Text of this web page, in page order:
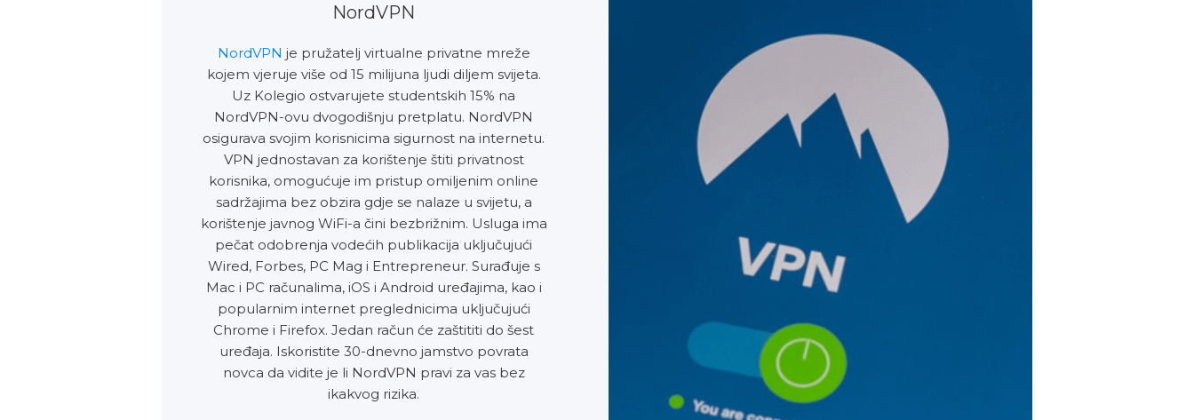
NordVPN
NordVPN je pružatelj virtualne privatne mreže
kojem vjeruje više od 15 milijuna ljudi diljem svijeta.
Uz Kolegio ostvarujete studentskih 15% na
NordVPN-ovu dvogodišnju pretplatu. NordVPN
osigurava svojim korisnicima sigurnost na internetu.
VPN jednostavan za korištenje štiti privatnost
korisnika, omogućuje im pristup omiljenim online
sadržajima bez obzira gdje se nalaze u svijetu, a
korištenje javnog WiFi-a čini bezbrižnim. Usluga ima
pečat odobrenja vodećih publikacija uključujući
Wired, Forbes, PC Mag i Entrepreneur. Surađuje s
Mac i PC računalima, iOS i Android uređajima, kao i
popularnim internet preglednicima uključujući
Chrome i Firefox. Jedan račun će zaštititi do šest
uređaja. Iskoristite 30-dnevno jamstvo povrata
novca da vidite je li NordVPN pravi za vas bez
ikakvog rizika.